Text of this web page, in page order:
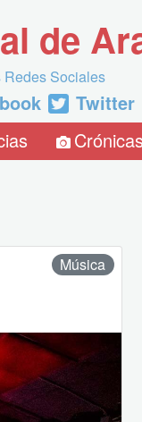
de
Sociales
Twitter
Crónicas
Música